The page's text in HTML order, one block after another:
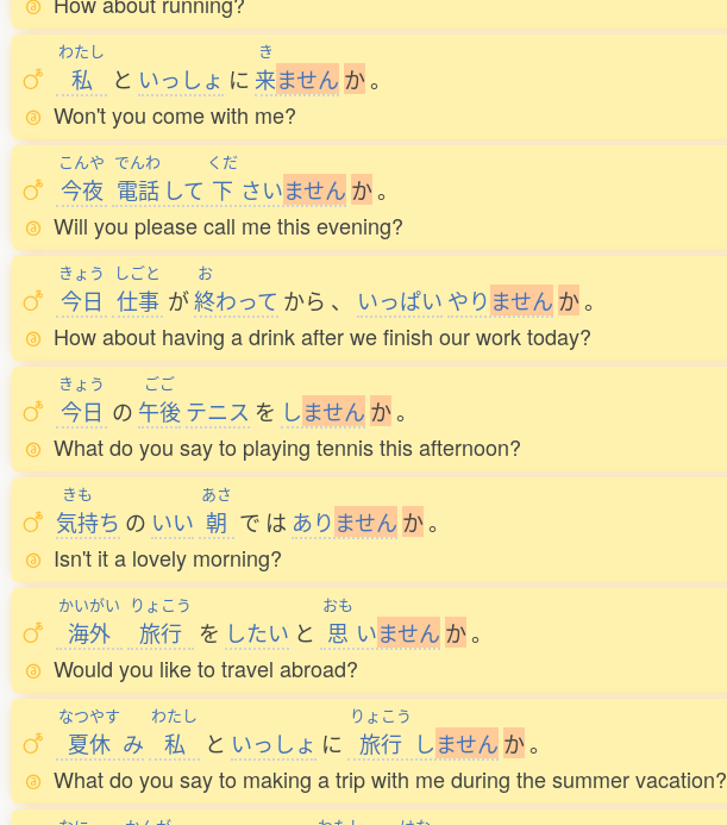
わたし
私 と いっしょ に
き
来ません か。
Won't you come with me?
こんや
今夜
でんわ
電話 して
くだ
下 さいません か。
Will you please call me this evening?
きょう
今日
しごと
仕事 が
お
終わって から 、 いっぱい やり ません か。
How about having a drink after we finish our work today?
きょう
今日 の
ごご
午後テニス を しません か。
What do you say to playing tennis this afternoon?
きも
気持ち の いい
あさ
朝 で は あり ません か。
Isn't it a lovely morning?
かいがい
海外
りょこう
旅行 を したい と
おも
思 いません か。
Would you like to travel abroad?
なつやす
夏休 み
わたし
私 と いっしょ に
りょこう
旅行 しません か。
What do you say to making a trip with me during the summer vacation?